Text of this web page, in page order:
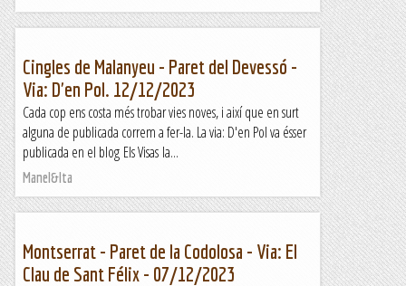
Cingles de Malanyeu - Paret del Devessó -
Via: D'en Pol. 12/12/2023
Cada cop ens costa més trobar vies noves, i així que en surt
alguna de publicada correm a fer-la. La via: D'en Pol va ésser
publicada en el blog Els Visas la...
Manel&Ita
Montserrat - Paret de la Codolosa - Via: El
Clau de Sant Félix - 07/12/2023